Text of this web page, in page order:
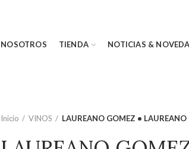
NOSOTROS TIENDA NOTICIAS &
Inicio VINOS LAUREANO GOMEZ •